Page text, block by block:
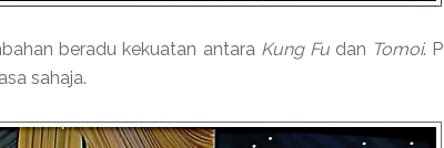
beradu kekuatan antara Kung Fudan Tomoi.
sahaja.